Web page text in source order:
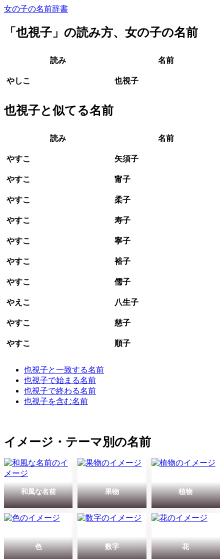
女の子の名前辞書
「 也視子 」の読み方、女の子の名前
読み 名前
やしこ 也視子
也視子と似てる名前
読み 名前
やすこ 矢須子
やすこ 甯子
やすこ 柔子
やすこ 寿子
やすこ 寧子
やすこ 裕子
やすこ 儒子
やえこ 八生子
やすこ 慈子
やすこ 順子
也視子と一致する名前
也視子で始まる名前
也視子で終わる名前
也視子を含む名前
イメージ・テーマ別の名前
和風な名前 果物 植物
色 数字 花